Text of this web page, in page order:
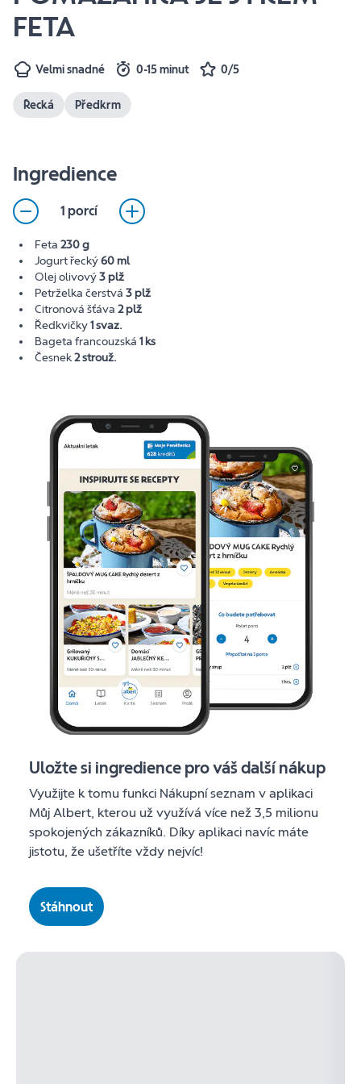
FETA
Velmi snadné 0-15 minut 0/5
Řecká Předkrm
Ingredience
1 porcí
Feta 230 g
Jogurt řecký60 ml
Olej olivový3 plž
Petrželka čerstvá 3 plž
Citronová šťáva 2 plž
Ředkvičky1 svaz.
Bageta francouzská 1 ks
Česnek2 strouž.
Uložte si ingredience pro váš další nákup
Využijte k tomu funkci Nákupní seznam v aplikaci
Můj Albert, kterou už využívá více než 3,5 milionu
spokojených zákazníků. Díky aplikaci navíc máte
jistotu, že ušetříte vždy nejvíc!
Stáhnout